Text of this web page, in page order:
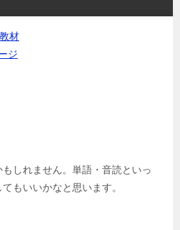
材
ジ
しれません。単語・音読といっ
もいいかなと思います。